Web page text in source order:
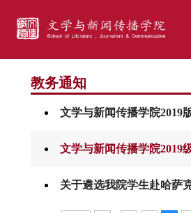
教务通知
文学与新闻传播学院2019
文学与新闻传播学院2019
关于遴选我院学生赴哈萨